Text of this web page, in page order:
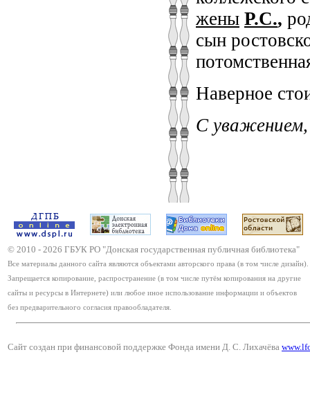
жены Р.С.,
сын
Наверное
С уважением,
© 2010 - 2026 ГБУК РО "Донская государственная публичная библиотека"
Все материалы данного сайта являются объектами авторского права (в том числе дизайн).
Запрещается копирование, распространение (в том числе путём копирования на другие
сайты и ресурсы в Интернете) или любое иное использование информации и объектов
без предварительного согласия правообладателя.
Сайт создан при финансовой поддержке Фонда имени Д. С. Лихачёва